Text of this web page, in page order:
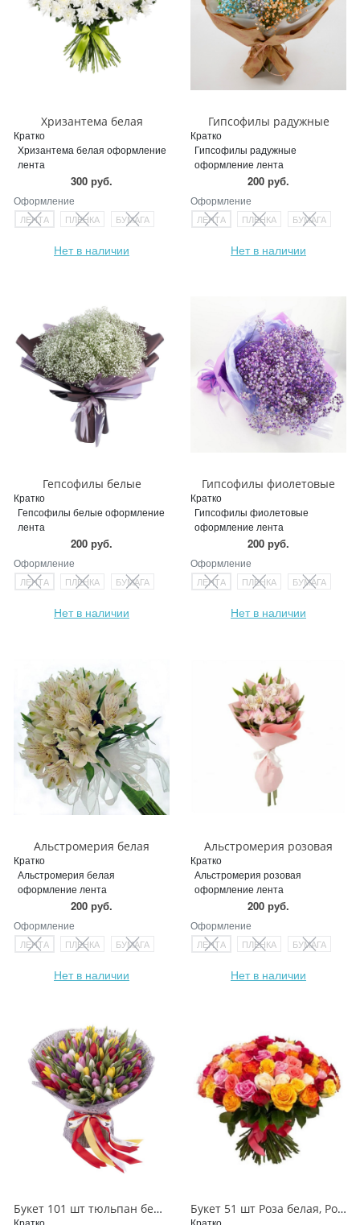
Хризантема белая
Кратко
Хризантема белая оформление
лента
300 руб.
Оформление
ЛЕНТА ПЛЕНКА БУМАГА
Нет в наличии
Гипсофилы радужные
Кратко
Гипсофилы радужные
оформление лента
200 руб.
Оформление
ЛЕНТА ПЛЕНКА БУМАГА
Нет в наличии
Гепсофилы белые
Кратко
Гепсофилы белые оформление
лента
200 руб.
Оформление
ЛЕНТА ПЛЕНКА БУМАГА
Нет в наличии
Гипсофилы фиолетовые
Кратко
Гипсофилы фиолетовые
оформление лента
200 руб.
Оформление
ЛЕНТА ПЛЕНКА БУМАГА
Нет в наличии
Альстромерия белая
Кратко
Альстромерия белая
оформление лента
200 руб.
Оформление
ЛЕНТА ПЛЕНКА БУМАГА
Нет в наличии
Альстромерия розовая
Кратко
Альстромерия розовая
оформление лента
200 руб.
Оформление
ЛЕНТА ПЛЕНКА БУМАГА
Нет в наличии
Букет 101 шт тюльпан бежевый, белый, зеленый, розовый, фиолетовый, разноцветный Букет 51 шт Роза белая, Роза Сильвер рейн,Роза Мисти баблз, Роза кустовая нежно-розовая, Роза бомбастик, Роза кустовая белая